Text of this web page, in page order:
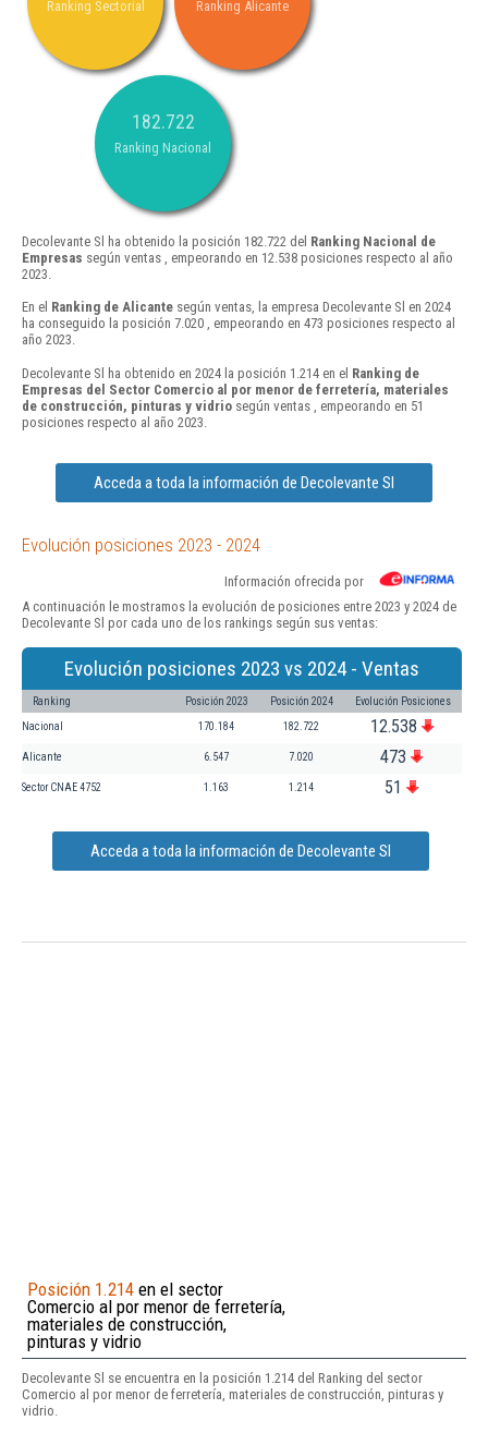
Ranking Sectorial Ranking Alicante
182.722
Ranking Nacional
Decolevante Sl ha obtenido la posición 182.722 del Ranking Nacional de
Empresas según ventas , empeorando en 12.538 posiciones respecto al año
2023.
En el Ranking de Alicante según ventas, la empresa Decolevante Sl en 2024
ha conseguido la posición 7.020 , empeorando en 473 posiciones respecto al
año 2023.
Decolevante Sl ha obtenido en 2024 la posición 1.214 en el Ranking de
Empresas del Sector Comercio al por menor de ferretería, materiales
de construcción, pinturas y vidrio según ventas , empeorando en 51
posiciones respecto al año 2023.
Acceda a toda la información de Decolevante Sl
Evolución posiciones 2023 - 2024
Información ofrecida por
A continuación le mostramos la evolución de posiciones entre 2023 y 2024 de
Decolevante Sl por cada uno de los rankings según sus ventas:
Evolución posiciones 2023 vs 2024 - Ventas
Ranking Posición 2023 Posición 2024 Evolución Posiciones
Nacional 170.184 182.722 12.538
Alicante 6.547 7.020 473
Sector CNAE 4752 1.163 1.214 51
Acceda a toda la información de Decolevante Sl
Posición 1.214 en el sector
Comercio al por menor de ferretería,
materiales de construcción,
pinturas y vidrio
Decolevante Sl se encuentra en la posición 1.214 del Ranking del sector
Comercio al por menor de ferretería, materiales de construcción, pinturas y
vidrio.